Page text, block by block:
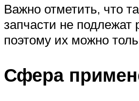
Важно отметить, что
запчасти не подлежат
поэтому их можно
Сфера